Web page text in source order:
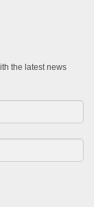
the latest news